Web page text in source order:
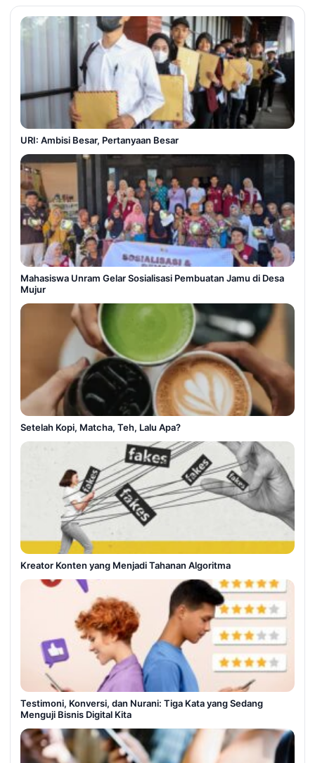
URI: Ambisi Besar, Pertanyaan Besar
Mahasiswa Unram Gelar Sosialisasi Pembuatan Jamu di Desa
Mujur
Setelah Kopi, Matcha, Teh, Lalu Apa?
Kreator Konten yang Menjadi Tahanan Algoritma
Testimoni, Konversi, dan Nurani: Tiga Kata yang Sedang
Menguji Bisnis Digital Kita